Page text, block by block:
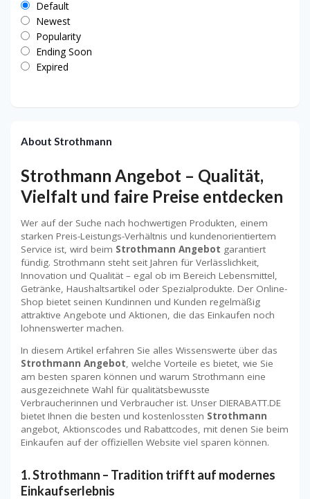
Default
Newest
Popularity
Ending Soon
Expired
About Strothmann
Strothmann Angebot – Qualität,
Vielfalt und faire Preise entdecken
Wer auf der Suche nach hochwertigen Produkten, einem
starken Preis-Leistungs-Verhältnis und kundenorientiertem
Service ist, wird beim Strothmann Angebot garantiert
fündig. Strothmann steht seit Jahren für Verlässlichkeit,
Innovation und Qualität – egal ob im Bereich Lebensmittel,
Getränke, Haushaltsartikel oder Spezialprodukte. Der Online-
Shop bietet seinen Kundinnen und Kunden regelmäßig
attraktive Angebote und Aktionen, die das Einkaufen noch
lohnenswerter machen.
In diesem Artikel erfahren Sie alles Wissenswerte über das
Strothmann Angebot, welche Vorteile es bietet, wie Sie
am besten sparen können und warum Strothmann eine
ausgezeichnete Wahl für qualitätsbewusste
Verbraucherinnen und Verbraucher ist. Unser DIERABATT.DE
bietet Ihnen die besten und kostenlossten Strothmann
angebot, Aktionscodes und Rabattcodes, mit denen Sie beim
Einkaufen auf der offiziellen Website viel sparen können.
1. Strothmann – Tradition trifft auf modernes
Einkaufserlebnis